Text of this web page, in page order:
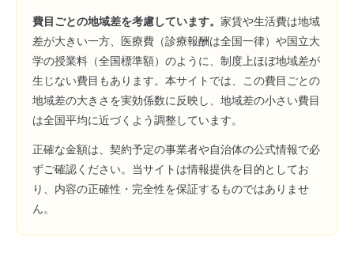
費目ごとの地域差を考慮しています。 家賃や生活費は地域
差が大きい一方、医療費（診療報酬は全国一律）や国立大
学の授業料（全国標準額）のように、制度上ほぼ地域差が
生じない費目もあります。本サイトでは、この費目ごとの
地域差の大きさを実効係数に反映し、地域差の小さい費目
は全国平均に近づくよう調整しています。
正確な金額は、契約予定の事業者や自治体の公式情報で必
ずご確認ください。当サイトは情報提供を目的としてお
り、内容の正確性・完全性を保証するものではありませ
ん。